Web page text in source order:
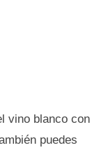
vino blanco con
puedes